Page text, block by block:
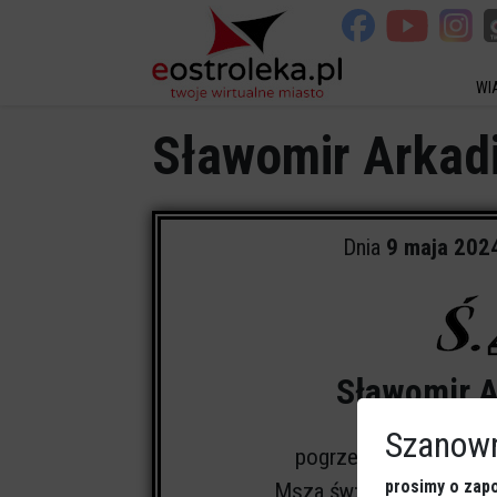
Sławomir
Dnia 9 maja
Sławomir
pogrzeb odbędzie
Msza św:
kościół pw.
prosimy o